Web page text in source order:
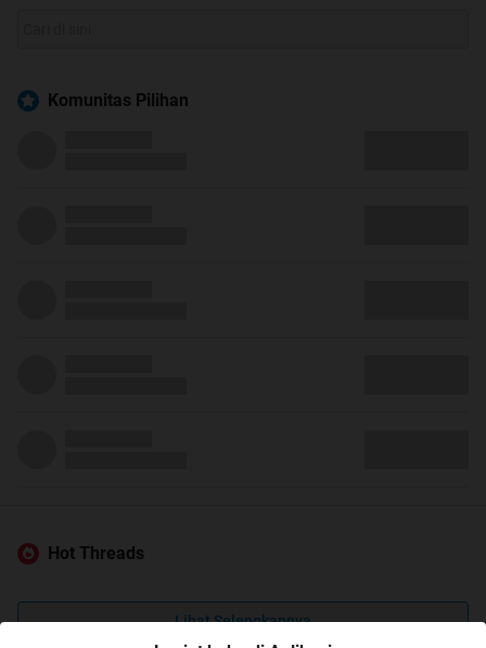
Komunitas Pilihan
Hot Threads
Lihat Selengkapnya